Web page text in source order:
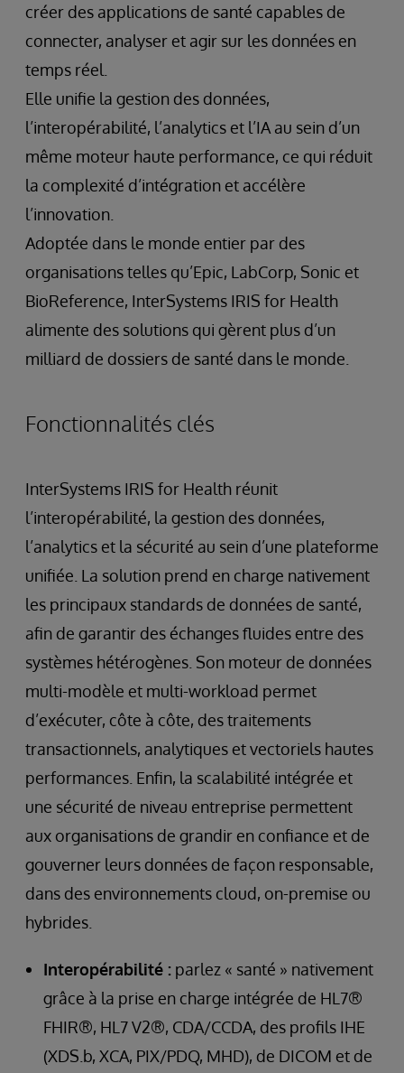
créer des applications de santé capables de
connecter, analyser et agir sur les données en
temps réel.
Elle unifie la gestion des données,
l’interopérabilité, l’analytics et l’IA au sein d’un
même moteur haute performance, ce qui réduit
la complexité d’intégration et accélère
l’innovation.
Adoptée dans le monde entier par des
organisations telles qu’Epic, LabCorp, Sonic et
BioReference, InterSystems IRIS for Health
alimente des solutions qui gèrent plus d’un
milliard de dossiers de santé dans le monde.
Fonctionnalités clés
InterSystems IRIS for Health réunit
l’interopérabilité, la gestion des données,
l’analytics et la sécurité au sein d’une plateforme
unifiée. La solution prend en charge nativement
les principaux standards de données de santé,
afin de garantir des échanges fluides entre des
systèmes hétérogènes. Son moteur de données
multi-modèle et multi-workload permet
d’exécuter, côte à côte, des traitements
transactionnels, analytiques et vectoriels hautes
performances. Enfin, la scalabilité intégrée et
une sécurité de niveau entreprise permettent
aux organisations de grandir en confiance et de
gouverner leurs données de façon responsable,
dans des environnements cloud, on-premise ou
hybrides.
Interopérabilité : parlez « santé » nativement
grâce à la prise en charge intégrée de HL7®
FHIR®, HL7 V2®, CDA/CCDA, des profils IHE
(XDS.b, XCA, PIX/PDQ, MHD), de DICOM et de